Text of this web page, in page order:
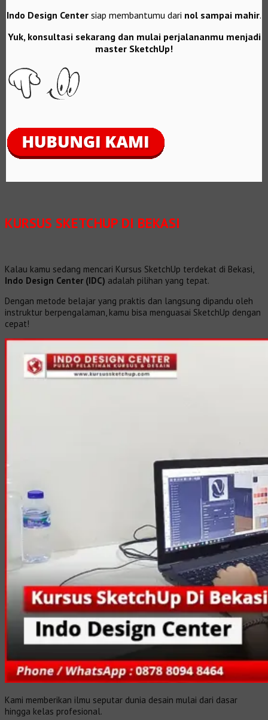
Indo Design Center siap membantumu dari nol sampai mahir.
Yuk, konsultasi sekarang dan mulai perjalananmu menjadi
master SketchUp!
KURSUS SKETCHUP DI BEKASI
Kalau kamu sedang mencari Kursus SketchUp terdekat di Bekasi,
Indo Design Center (IDC) adalah pilihan yang tepat.
Dengan metode belajar yang praktis dan langsung dipandu oleh
instruktur berpengalaman, kamu bisa menguasai SketchUp dengan
cepat!
Kami memberikan ilmu seputar dunia desain mulai dari dasar
hingga kelas profesional.